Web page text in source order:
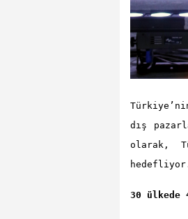
dış
olarak,
30